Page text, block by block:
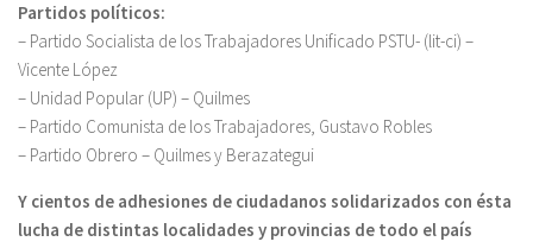
Partidos políticos:
– Partido Socialista de los Trabajadores Unificado PSTU- (lit-ci) –
Vicente López
– Unidad Popular (UP) – Quilmes
– Partido Comunista de los Trabajadores, Gustavo Robles
– Partido Obrero – Quilmes y Berazategui
Y cientos de adhesiones de ciudadanos solidarizados con ésta
lucha de distintas localidades y provincias de todo el país